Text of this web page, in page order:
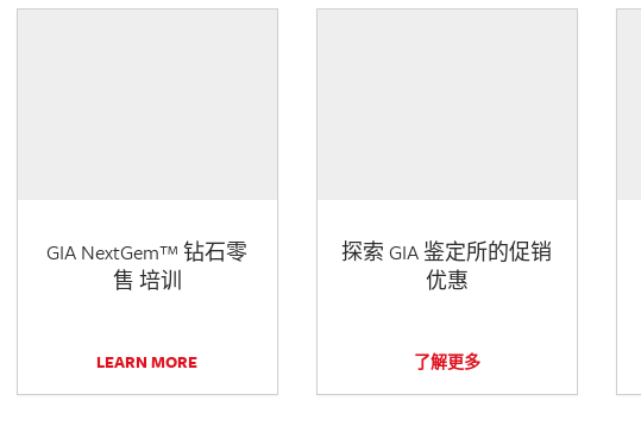
GIA NextGem™ 钻石零
售 培训
LEARN MORE
探索 GIA 鉴定所的促销
优惠
了解更多